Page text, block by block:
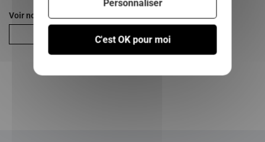
Voir nos autres pages :
C'est OK pour moi
Personnaliser